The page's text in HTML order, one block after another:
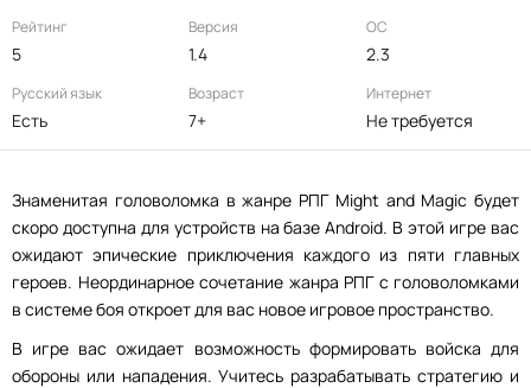
Рейтинг
5
Версия
1.4
ОС
2.3
Русский язык
Есть
Возраст
7+
Интернет
Не требуется
Знаменитая головоломка в жанре РПГ Might and Magic будет
скоро доступна для устройств на базе Android. В этой игре вас
ожидают эпические приключения каждого из пяти главных
героев. Неординарное сочетание жанра РПГ с головоломками
в системе боя откроет для вас новое игровое пространство.
В игре вас ожидает возможность формировать войска для
обороны или нападения. Учитесь разрабатывать стратегию и